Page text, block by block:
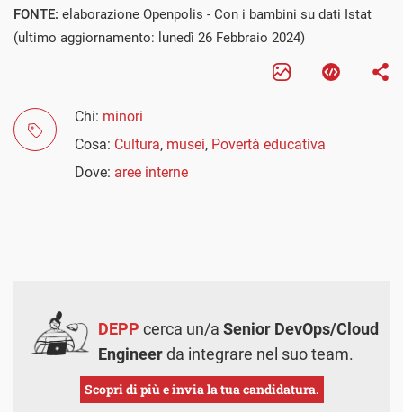
FONTE: elaborazione Openpolis - Con i bambini su dati Istat
(ultimo aggiornamento: lunedì 26 Febbraio 2024)
Chi: minori
Cosa: Cultura, musei, Povertà educativa
Dove: aree interne
DEPP cerca un/a Senior DevOps/Cloud
Engineerda integrare nel suo team.
Scopri di più e invia la tua candidatura.